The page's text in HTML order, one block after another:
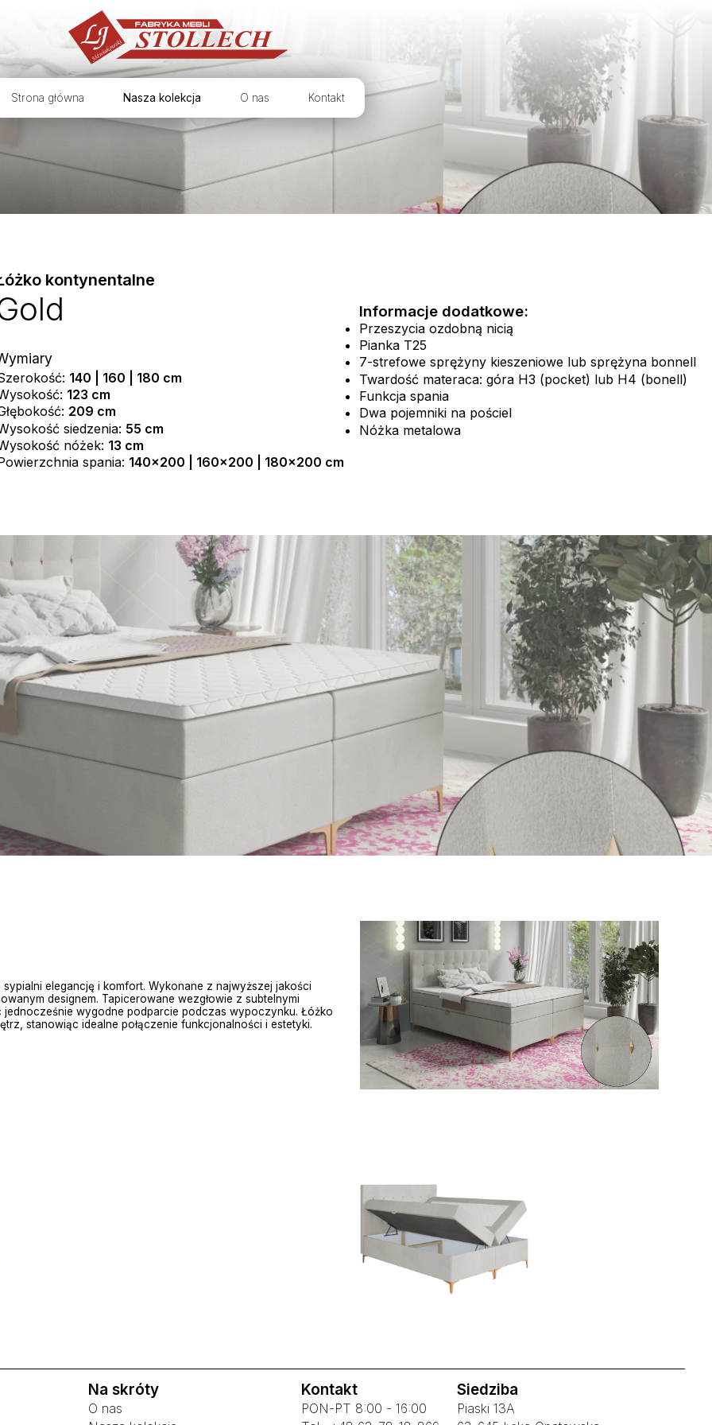
Strona główna Nasza kolekcja O nas Kontakt
kontynentalne
140 | 160 | 180 cm
123 cm
209 cm
siedzenia: 55 cm
nóżek: 13 cm
spania: 140x200 | 160x200 | 180x200 cm
Informacje dodatkowe:
Przeszycia ozdobną nicią
Pianka T25
7-strefowe sprężyny kieszeniowe lub sprężyna bonnell
Twardość materaca: góra H3 (pocket) lub H4 (bonell)
Funkcja spania
Dwa pojemniki na pościel
Nóżka metalowa
elegancję i komfort. Wykonane z najwyższej jakości
designem. Tapicerowane wezgłowie z subtelnymi
wygodne podparcie podczas wypoczynku. Łóżko
stanowiąc idealne połączenie funkcjonalności i estetyki.
Na skróty
O nas
Kontakt
PON-PT 8:00 - 16:00
Siedziba
Piaski 13A